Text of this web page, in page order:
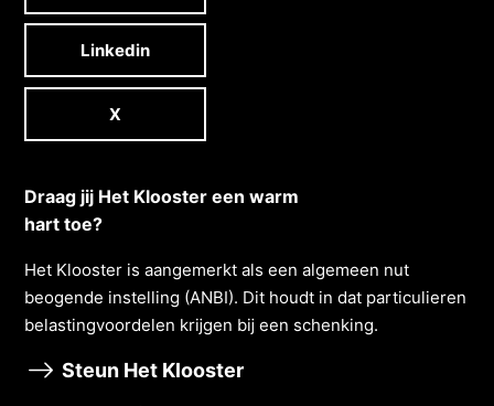
Linkedin
X
Draag jij Het Klooster een warm
hart toe?
Het Klooster is aangemerkt als een algemeen nut
beogende instelling (ANBI). Dit houdt in dat particulieren
belastingvoordelen krĳgen bĳ een schenking.
Steun Het Klooster